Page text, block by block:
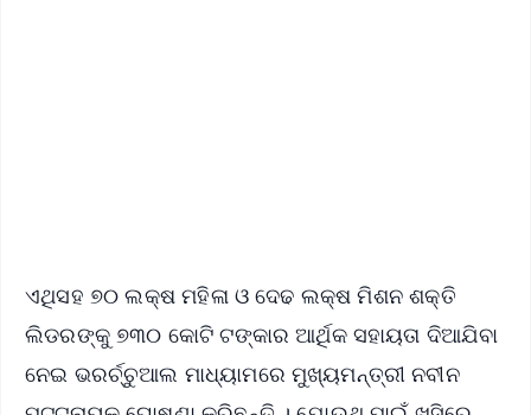
ଏଥିସହ ୭୦ ଲକ୍ଷ ମହିଳା ଓ ଦେଢ ଲକ୍ଷ ମିଶନ ଶକ୍ତି
ଲିଡରଙ୍କୁ ୭୩୦ କୋଟି ଟଙ୍କାର ଆର୍ଥିକ ସହାୟତା ଦିଆଯିବା
ନେଇ ଭରର୍ଚ୍ଚୁଆଲ ମାଧ୍ୟାମରେ ମୁଖ୍ୟମନ୍ତ୍ରୀ ନବୀନ